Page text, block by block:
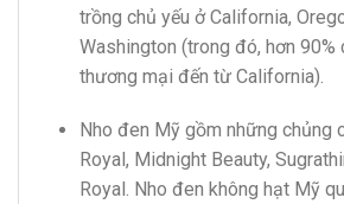
trồng chủ yếu ở California,
Washington (trong đó, hơn 90%
thương mại đến từ California).
Nho đen Mỹ gồm những chủng
Royal, Midnight Beauty,
Royal. Nho đen không hạt Mỹ